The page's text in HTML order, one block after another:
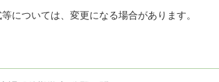
については、変更になる場合があります。